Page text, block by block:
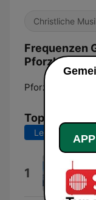
Christliche
Frequenzen
Pforzheim:
Pforzheim:
Top-Songs
Letzte 7 Tage
1